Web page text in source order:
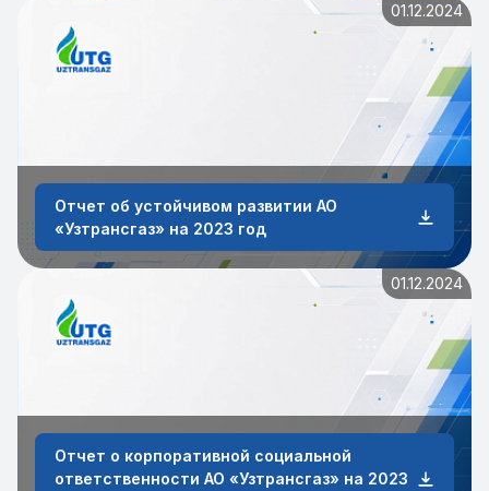
01.12.2024
Отчет об устойчивом развитии АО
«Узтрансгаз» на 2023 год
01.12.2024
Отчет о корпоративной социальной
ответственности АО «Узтрансгаз» на 2023